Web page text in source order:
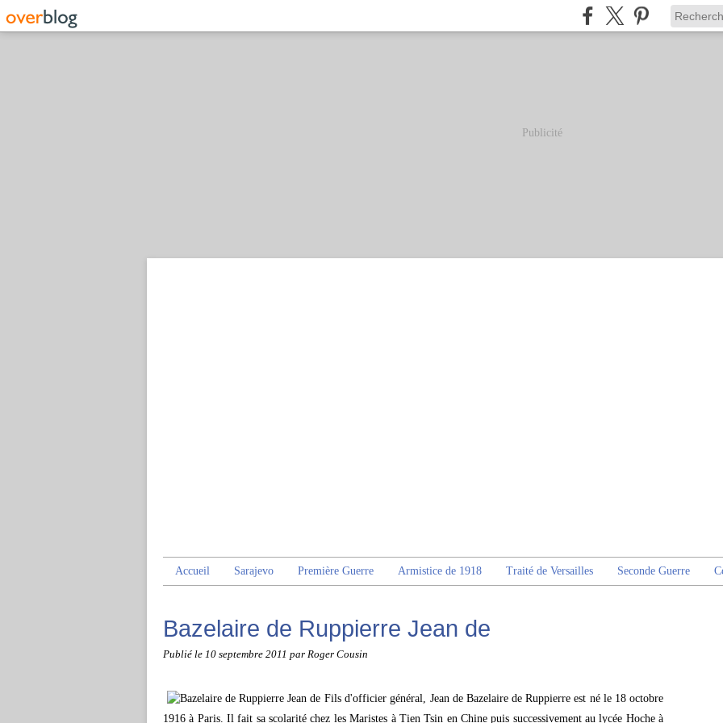
Publicité
Accueil Sarajevo Première Guerre Armistice de 1918 Traité de Versailles Seconde Guerre
Bazelaire de Ruppierre Jean de
Publié le 10 septembre 2011 par Roger Cousin
Fils d'officier général, Jean de Bazelaire de Ruppierre est né le 18 octobre
1916 à Paris. Il fait sa scolarité chez les Maristes à Tien Tsin en Chine puis successivement au lycée Hoche à